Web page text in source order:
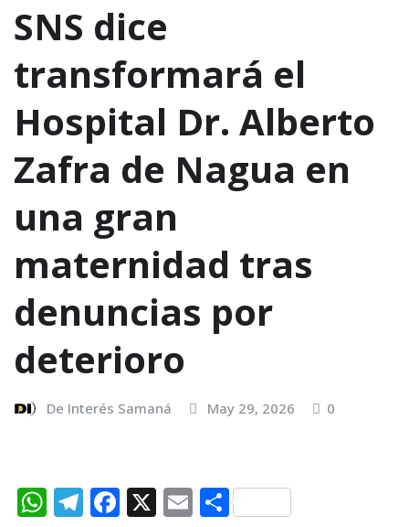
SNS dice
transformará el
Hospital Dr. Alberto
Zafra de Nagua en
una gran
maternidad tras
denuncias por
deterioro
De Interés Samaná May 29, 2026 0
W T F X E C